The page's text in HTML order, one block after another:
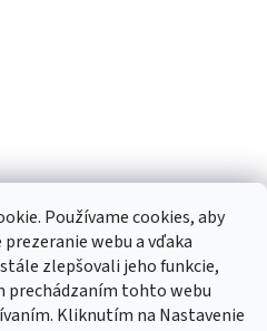
Používame cookies, aby
webu a vďaka
zlepšovali jeho funkcie,
prechádzaním tohto webu
Kliknutím na Nastavenie